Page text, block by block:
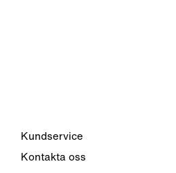
Kundservice
Kontakta oss